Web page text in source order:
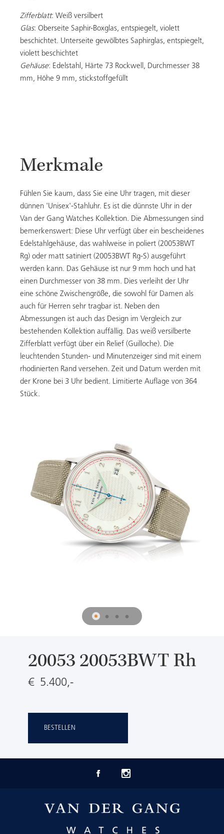
Zifferblatt: Weiß versilbert
Glas: Oberseite Saphir-Boxglas, entspiegelt, violett
beschichtet. Unterseite gewölbtes Saphirglas, entspiegelt,
violett beschichtet
Gehäuse: Edelstahl, Härte 73 Rockwell, Durchmesser 38
mm, Höhe 9 mm, stickstoffgefüllt
Merkmale
Fühlen Sie kaum, dass Sie eine Uhr tragen, mit dieser
dünnen 'Unisex'-Stahluhr. Es ist die dünnste Uhr in der
Van der Gang Watches Kollektion. Die Abmessungen sind
bemerkenswert: Diese Uhr verfügt über ein bescheidenes
Edelstahlgehäuse, das wahlweise in poliert (20053BWT
Rg) oder matt satiniert (20053BWT Rg-S) ausgeführt
werden kann. Das Gehäuse ist nur 9 mm hoch und hat
einen Durchmesser von 38 mm. Dies verleiht der Uhr
eine schöne Zwischengröße, die sowohl für Damen als
auch für Herren sehr tragbar ist. Neben den
Abmessungen ist auch das Design im Vergleich zur
bestehenden Kollektion auffällig. Das weiß versilberte
Zifferblatt verfügt über ein Relief (Guilloche). Die
leuchtenden Stunden- und Minutenzeiger sind mit einem
rhodinierten Rand versehen. Zeit und Datum werden mit
der Krone bei 3 Uhr bedient. Limitierte Auflage von 364
Stück.
20053 20053BWT Rh
€ 5.400,-
BESTELLEN